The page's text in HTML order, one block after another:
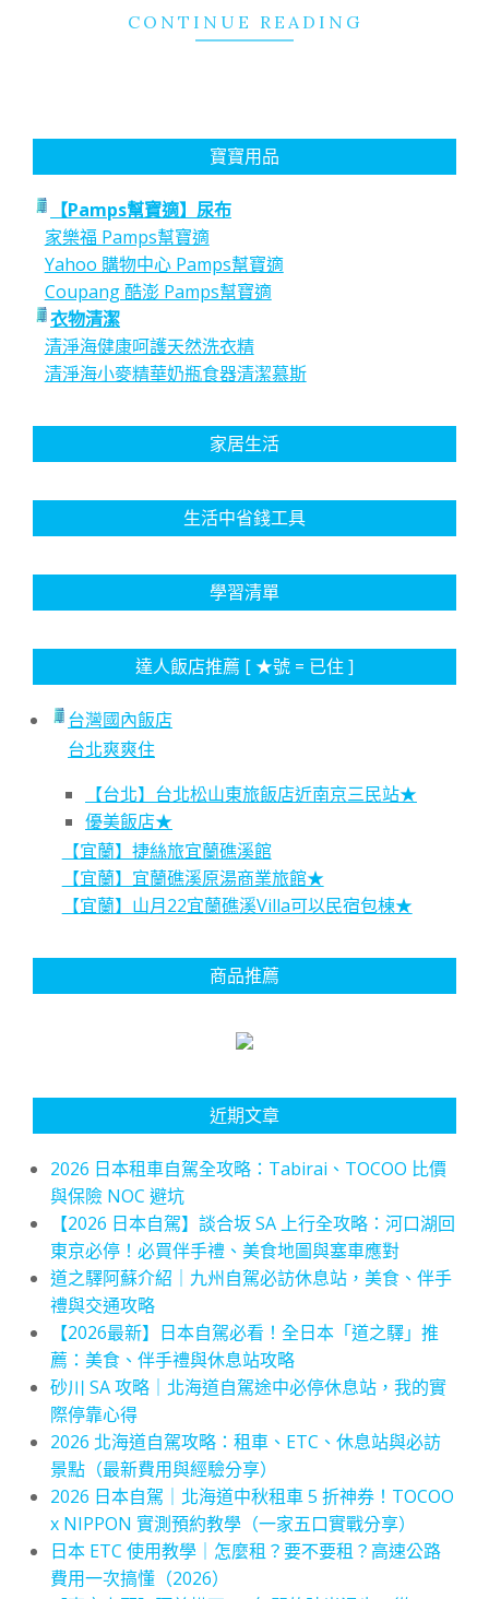
CONTINUE READING
寶寶用品
【Pamps幫寶適】尿布
家樂福 Pamps幫寶適
Yahoo 購物中心 Pamps幫寶適
Coupang 酷澎 Pamps幫寶適
衣物清潔
清淨海健康呵護天然洗衣精
清淨海小麥精華奶瓶食器清潔慕斯
家居生活
生活中省錢工具
學習清單
達人飯店推薦 [ ★號 = 已住 ]
台灣國內飯店
台北爽爽住
【台北】台北松山東旅飯店近南京三民站★
優美飯店★
【宜蘭】捷絲旅宜蘭礁溪館
【宜蘭】宜蘭礁溪原湯商業旅館★
【宜蘭】山月22宜蘭礁溪Villa可以民宿包棟★
商品推薦
近期文章
2026 日本租車自駕全攻略：Tabirai、TOCOO 比價
與保險 NOC 避坑
【2026 日本自駕】談合坂 SA 上行全攻略：河口湖回
東京必停！必買伴手禮、美食地圖與塞車應對
道之驛阿蘇介紹｜九州自駕必訪休息站，美食、伴手
禮與交通攻略
【2026最新】日本自駕必看！全日本「道之驛」推
薦：美食、伴手禮與休息站攻略
砂川 SA 攻略｜北海道自駕途中必停休息站，我的實
際停靠心得
2026 北海道自駕攻略：租車、ETC、休息站與必訪
景點（最新費用與經驗分享）
2026 日本自駕｜北海道中秋租車 5 折神券！TOCOO
x NIPPON 實測預約教學（一家五口實戰分享）
日本 ETC 使用教學｜怎麼租？要不要租？高速公路
費用一次搞懂（2026）